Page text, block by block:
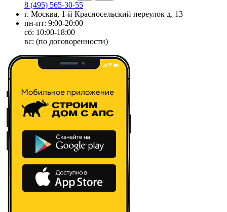
8 (495) 565-30-55
г. Москва, 1-й Красносельский переулок д. 13
пн-пт: 9:00-20:00
сб: 10:00-18:00
вс: (по договоренности)